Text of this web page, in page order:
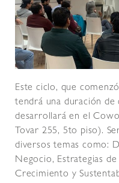
Este ciclo, que
tendrá una duración de
desarrollará en el
Tovar 255, 5to piso).
diversos temas como:
Negocio, Estrategias de
Crecimiento y